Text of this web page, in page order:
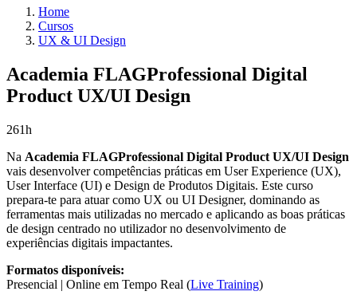
Home
Cursos
UX & UI Design
Academia FLAGProfessional Digital
Product UX/UI Design
261h
Na Academia FLAGProfessional Digital Product UX/UI Design
vais desenvolver competências práticas em User Experience (UX),
User Interface (UI) e Design de Produtos Digitais. Este curso
prepara-te para atuar como UX ou UI Designer, dominando as
ferramentas mais utilizadas no mercado e aplicando as boas práticas
de design centrado no utilizador no desenvolvimento de
experiências digitais impactantes.
Formatos disponíveis:
Presencial | Online em Tempo Real (Live Training)